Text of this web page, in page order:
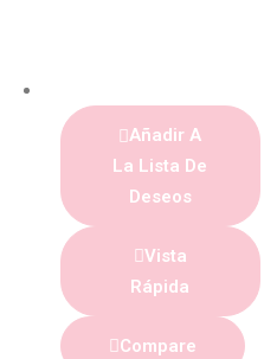
Añadir A
La Lista De
Deseos
Vista
Rápida
Compare